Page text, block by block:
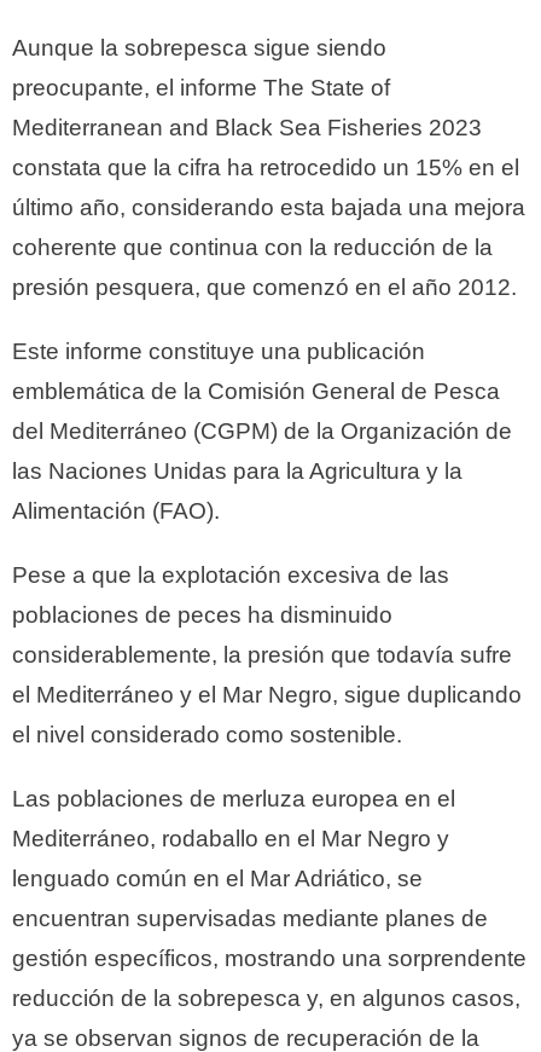
Aunque la sobrepesca sigue siendo
preocupante, el informe The State of
Mediterranean and Black Sea Fisheries 2023
constata que la cifra ha retrocedido un 15% en el
último año, considerando esta bajada una mejora
coherente que continua con la reducción de la
presión pesquera, que comenzó en el año 2012.
Este informe constituye una publicación
emblemática de la Comisión General de Pesca
del Mediterráneo (CGPM) de la Organización de
las Naciones Unidas para la Agricultura y la
Alimentación (FAO).
Pese a que la explotación excesiva de las
poblaciones de peces ha disminuido
considerablemente, la presión que todavía sufre
el Mediterráneo y el Mar Negro, sigue duplicando
el nivel considerado como sostenible.
Las poblaciones de merluza europea en el
Mediterráneo, rodaballo en el Mar Negro y
lenguado común en el Mar Adriático, se
encuentran supervisadas mediante planes de
gestión específicos, mostrando una sorprendente
reducción de la sobrepesca y, en algunos casos,
ya se observan signos de recuperación de la